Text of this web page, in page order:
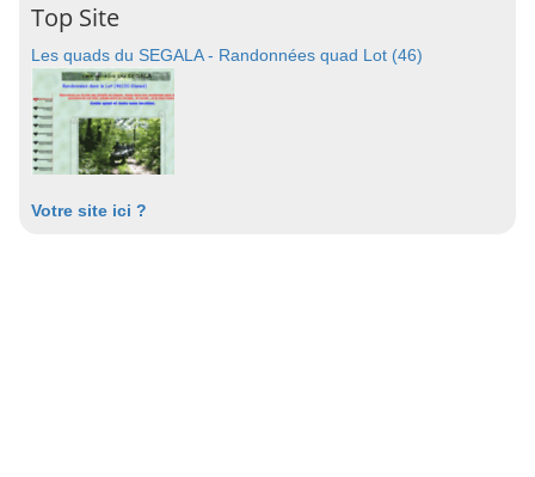
Top Site
Les quads du SEGALA - Randonnées quad Lot (46)
Votre site ici ?